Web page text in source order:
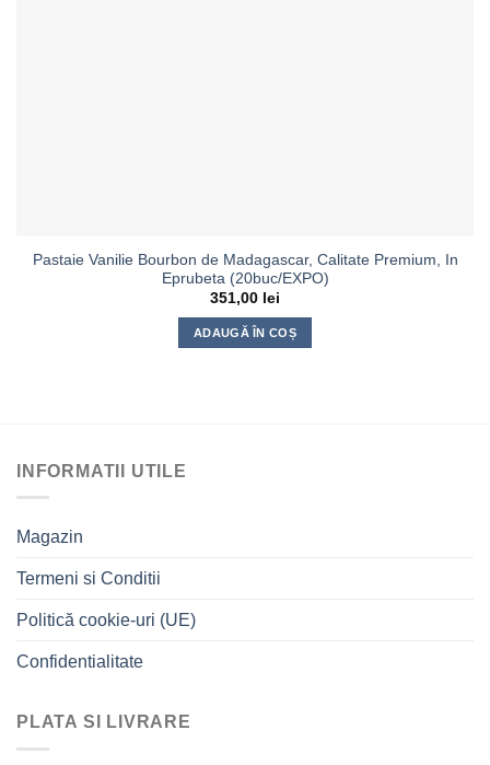
Pastaie Vanilie Bourbon de Madagascar, Calitate Premium, In
Eprubeta (20buc/EXPO)
351,00 lei
ADAUGĂ ÎN COȘ
INFORMATII UTILE
Magazin
Termeni si Conditii
Politică cookie-uri (UE)
Confidentialitate
PLATA SI LIVRARE